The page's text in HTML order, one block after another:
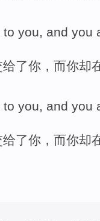
to you, and you
了你 ， 而你却
to you, and you
了你 ， 而你却